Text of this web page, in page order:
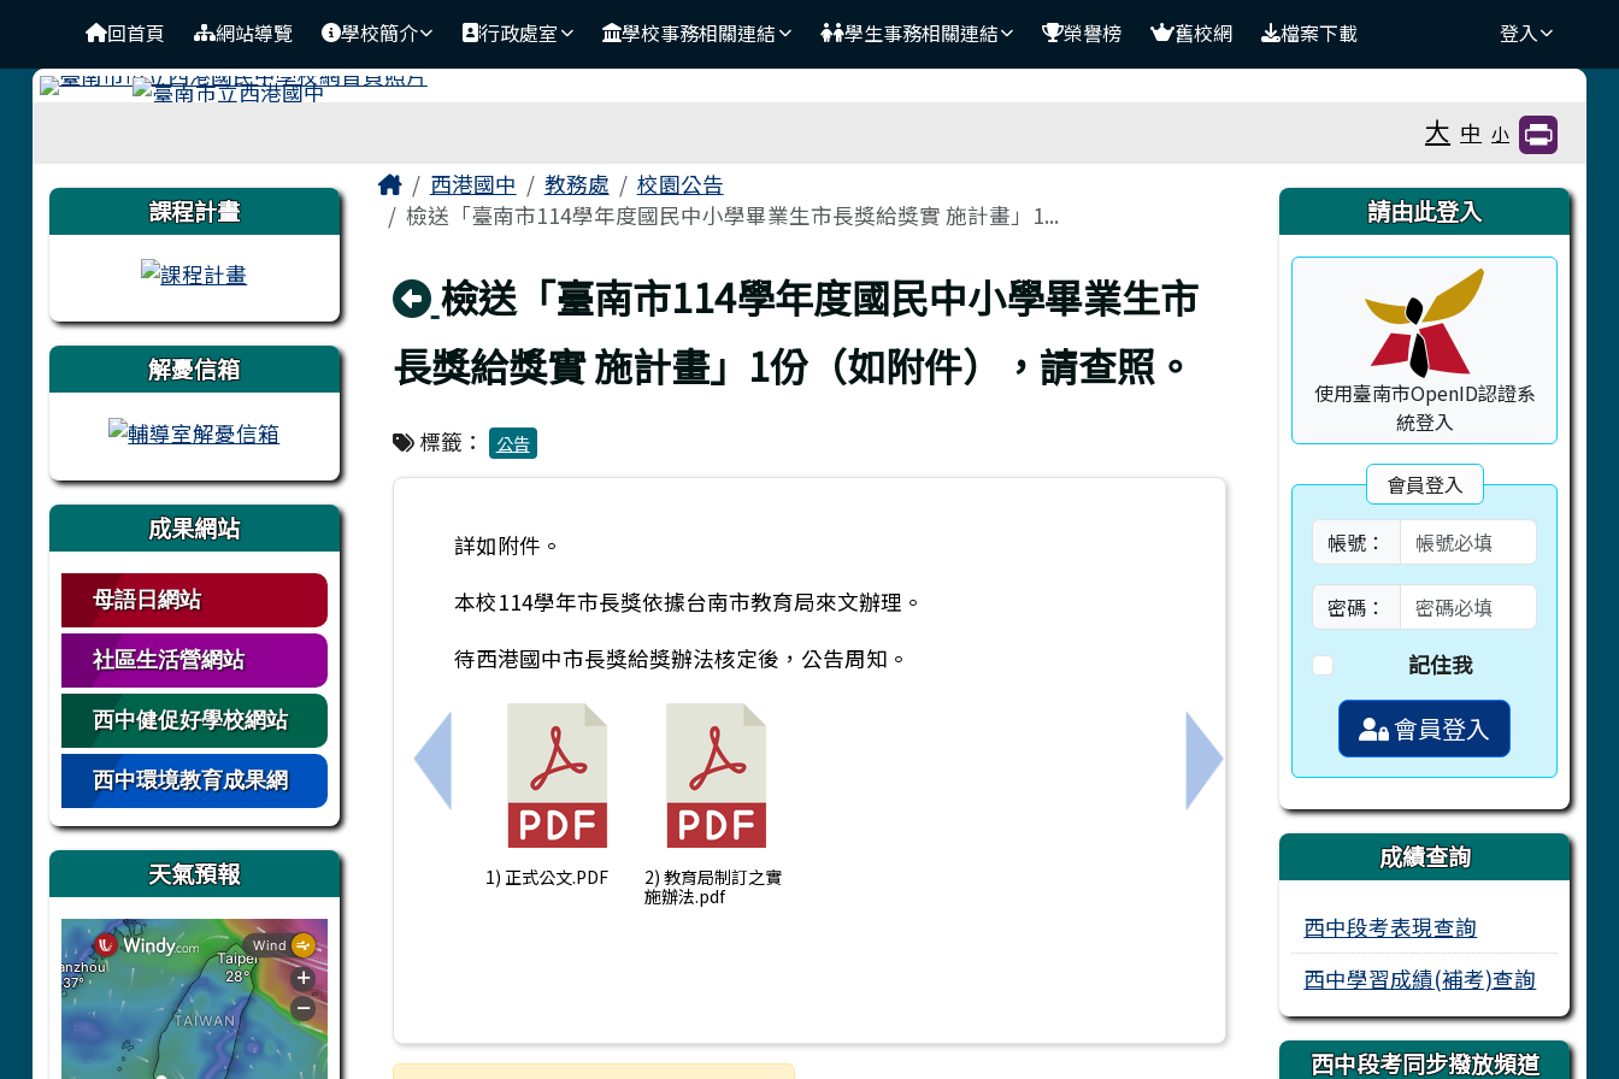
臺南市立西港國中
導覽列回首頁 網站導覽 學校簡介 行政處室 學校事務相關連結 學生事務相關連結 榮譽榜 舊校網 檔案下載 登入
大 中 小
左邊區域內容
課程計畫
解憂信箱
成果網站
母語日網站
社區生活營網站
西中健促好學校網站
西中環境教育成果網
天氣預報
主內容區域
Home西港國中 教務處
校園公告
檢送「臺南市114學年度國民中小學畢業生市長獎給獎實 施計畫」1...
回上頁
檢送「臺南市114學年度國民中小學畢業生市
長獎給獎實 施計畫」1份（如附件），請查照。
標籤： 公告
上一筆：114學年西港國中應屆畢業生市長獎給獎辦法、申請表格與特殊表現採計項目
詳如附件。
本校114學年市長獎依據台南市教育局來文辦理。
待西港國中市長獎給獎辦法核定後，公告周知。
1) 正式公文.PDF
2) 教育局制訂之實
施辦法.pdf
下一筆：為推廣數位學習資源，臺南市立
右邊區域內容
請由此登入
使用臺南市OpenID認證系
統登入
會員登入
帳號：
密碼：
記住我
會員登入
成績查詢
西中段考表現查詢
西中學習成績(補考)查詢
西中段考同步撥放頻道
頁尾區域